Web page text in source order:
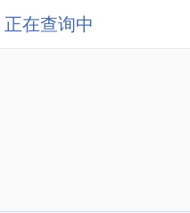
正在查询中